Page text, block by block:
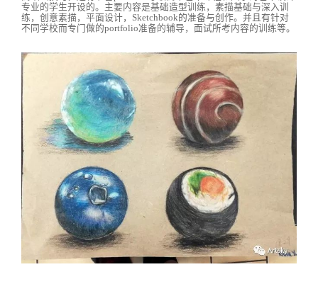
专业的学生开设的。主要内容是基础造型训练，素描基础与深入训
练，创意素描，平面设计，Sketchbook的准备与创作。并且有针对
不同学校而专门做的portfolio准备的辅导，面试所考内容的训练等。